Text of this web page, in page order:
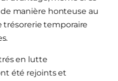
manière honteuse au
trésorerie temporaire
en lutte
été rejoints et